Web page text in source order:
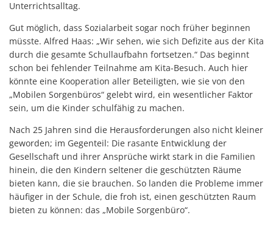
Unterrichtsalltag.
Gut möglich, dass Sozialarbeit sogar noch früher beginnen
müsste. Alfred Haas: „Wir sehen, wie sich Defizite aus der Kita
durch die gesamte Schullaufbahn fortsetzen.“ Das beginnt
schon bei fehlender Teilnahme am Kita-Besuch. Auch hier
könnte eine Kooperation aller Beteiligten, wie sie von den
„Mobilen Sorgenbüros“ gelebt wird, ein wesentlicher Faktor
sein, um die Kinder schulfähig zu machen.
Nach 25 Jahren sind die Herausforderungen also nicht kleiner
geworden; im Gegenteil: Die rasante Entwicklung der
Gesellschaft und ihrer Ansprüche wirkt stark in die Familien
hinein, die den Kindern seltener die geschützten Räume
bieten kann, die sie brauchen. So landen die Probleme immer
häufiger in der Schule, die froh ist, einen geschützten Raum
bieten zu können: das „Mobile Sorgenbüro“.